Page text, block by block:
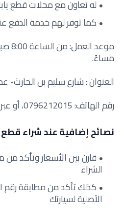
له تعاون مع محلات قطع
كما توفر لهم خدمة الدفع
مساءً.
العنوان : شارع سليم بن الحارث-
رقم الهاتف: 0796212015، أو عبر الرابط
نصائح إضافية عند شراء قطع
قارن بين الأسعار وتأكد
الشراء
كذلك تأكد من مطابقة
الأصلية لسيارتك